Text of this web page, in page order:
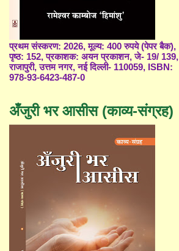
प्रथम संस्करण: 2026, मूल्य: 400 रुपये (पेपर बैक),
पृष्ठ: 152, प्रकाशक: अयन प्रकाशन, जे- 19/ 139,
राजापुरी, उत्तम नगर, नई दिल्ली- 110059, ISBN:
978-93-6423-487-0
अँजुरी भर आसीस (काव्य-संग्रह)